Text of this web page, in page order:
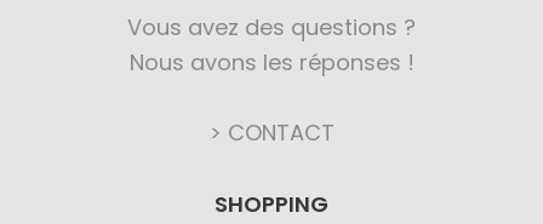
Vous avez des questions ?
Nous avons les réponses !
> CONTACT
SHOPPING